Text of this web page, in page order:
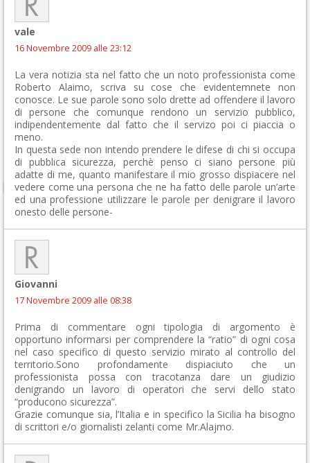
vale
16 Novembre 2009 alle 23:12
La vera notizia sta nel fatto che un noto professionista come
Roberto Alaimo, scriva su cose che evidentemnete non
conosce. Le sue parole sono solo drette ad offendere il lavoro
di persone che comunque rendono un servizio pubblico,
indipendentemente dal fatto che il servizo poi ci piaccia o
meno.
In questa sede non intendo prendere le difese di chi si occupa
di pubblica sicurezza, perchè penso ci siano persone più
adatte di me, quanto manifestare il mio grosso dispiacere nel
vedere come una persona che ne ha fatto delle parole un’arte
ed una professione utilizzare le parole per denigrare il lavoro
onesto delle persone-
Giovanni
17 Novembre 2009 alle 08:38
Prima di commentare ogni tipologia di argomento è
opportuno informarsi per comprendere la “ratio” di ogni cosa
nel caso specifico di questo servizio mirato al controllo del
territorio.Sono profondamente dispiaciuto che un
professionista possa con tracotanza dare un giudizio
denigrando un lavoro di operatori che servi dello stato
“producono sicurezza”.
Grazie comunque sia, l’Italia e in specifico la Sicilia ha bisogno
di scrittori e/o giornalisti zelanti come Mr.Alajmo.